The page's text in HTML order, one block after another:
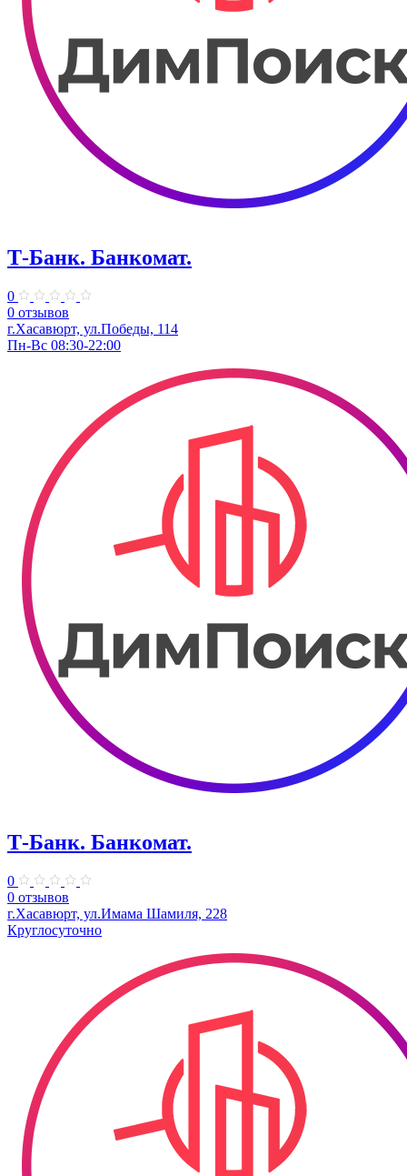
Т-Банк. Банкомат.
0
0 отзывов
г.Хасавюрт, ул.Победы, 114
Пн-Вс 08:30-22:00
Т-Банк. ​Банкомат.
0
0 отзывов
г.Хасавюрт, ул.Имама Шамиля, 228
Круглосуточно